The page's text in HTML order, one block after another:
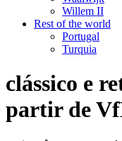
Willem II
Rest of the world
Portugal
Turquia
clássico e
partir de